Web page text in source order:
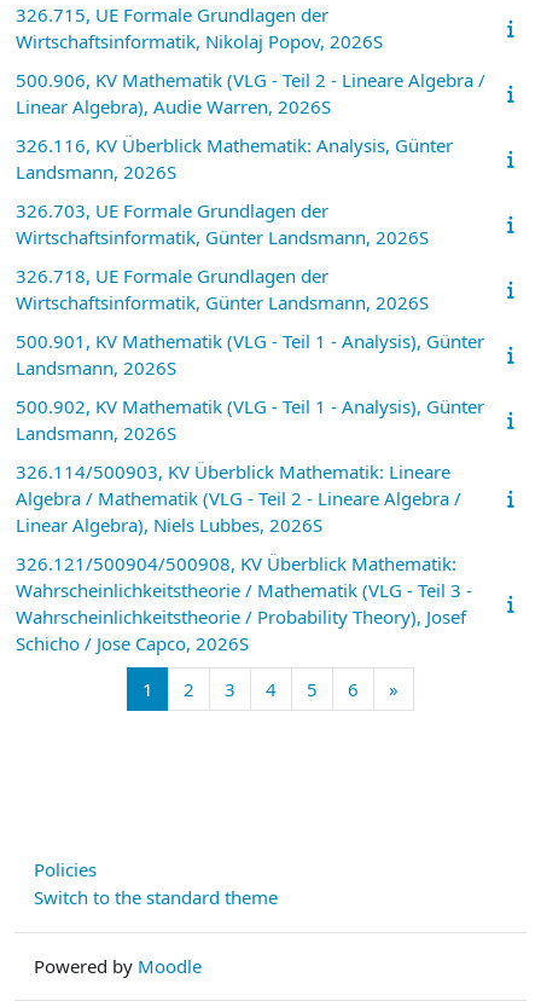
326.715, UE Formale Grundlagen der
Wirtschaftsinformatik, Nikolaj Popov, 2026S
500.906, KV Mathematik (VLG - Teil 2 - Lineare Algebra /
Linear Algebra), Audie Warren, 2026S
326.116, KV Überblick Mathematik: Analysis, Günter
Landsmann, 2026S
326.703, UE Formale Grundlagen der
Wirtschaftsinformatik, Günter Landsmann, 2026S
326.718, UE Formale Grundlagen der
Wirtschaftsinformatik, Günter Landsmann, 2026S
500.901, KV Mathematik (VLG - Teil 1 - Analysis), Günter
Landsmann, 2026S
500.902, KV Mathematik (VLG - Teil 1 - Analysis), Günter
Landsmann, 2026S
326.114/500903, KV Überblick Mathematik: Lineare
Algebra / Mathematik (VLG - Teil 2 - Lineare Algebra /
Linear Algebra), Niels Lubbes, 2026S
326.121/500904/500908, KV Überblick Mathematik:
Wahrscheinlichkeitstheorie / Mathematik (VLG - Teil 3 -
Wahrscheinlichkeitstheorie / Probability Theory), Josef
Schicho / Jose Capco, 2026S
1 Page 1
2 Page 2
3 Page 3
4Page 4
5 Page 5
6 Page 6
»
Policies
Switch to the standard theme
Powered by Moodle